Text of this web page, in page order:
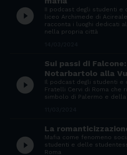
play_circle_filled
II podcast degli studenti
liceo Archimede di
racconta i luoghi dedicati
nella propria città
play_circle_filled
Sui passi di
Notarbartolo alla
Il podcast degli studenti e
Fratelli Cervi di Roma che
simbolo di Palermo e
play_circle_filled
La
Mafia come fenomeno
studenti e delle
Roma